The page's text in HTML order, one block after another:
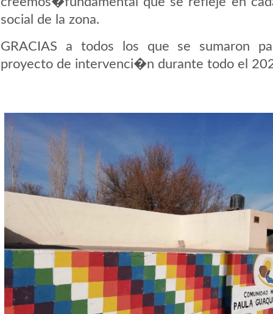
social de la zona.
GRACIAS a todos los que se sumaron
proyecto de intervenci�n durante todo el